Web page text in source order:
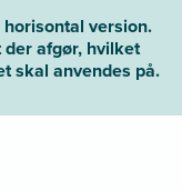
version.
afgør, hvilket
skal anvendes på.